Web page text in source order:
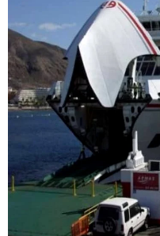
Circuits touristiques
Tourisme
Hotels